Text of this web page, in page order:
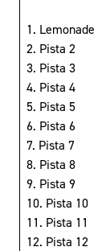
1. Lemonade
2. Pista 2
3. Pista 3
4. Pista 4
5. Pista 5
6. Pista 6
7. Pista 7
8. Pista 8
9. Pista 9
10. Pista 10
11. Pista 11
12. Pista 12